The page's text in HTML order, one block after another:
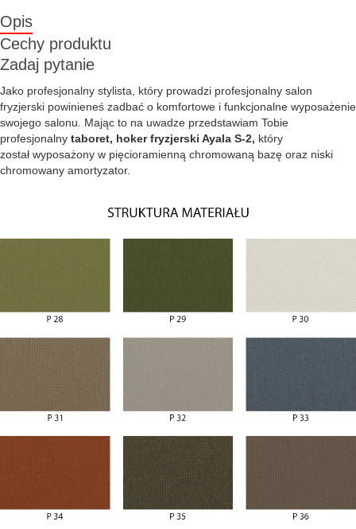
Opis
Cechy produktu
Zadaj pytanie
Jako profesjonalny stylista, który prowadzi profesjonalny salon
fryzjerski powinieneś zadbać o komfortowe i funkcjonalne wyposażenie
swojego salonu. Mając to na uwadze przedstawiam Tobie
profesjonalny taboret, hoker fryzjerski Ayala S-2, który
został wyposażony w pięcioramienną chromowaną bazę oraz niski
chromowany amortyzator.